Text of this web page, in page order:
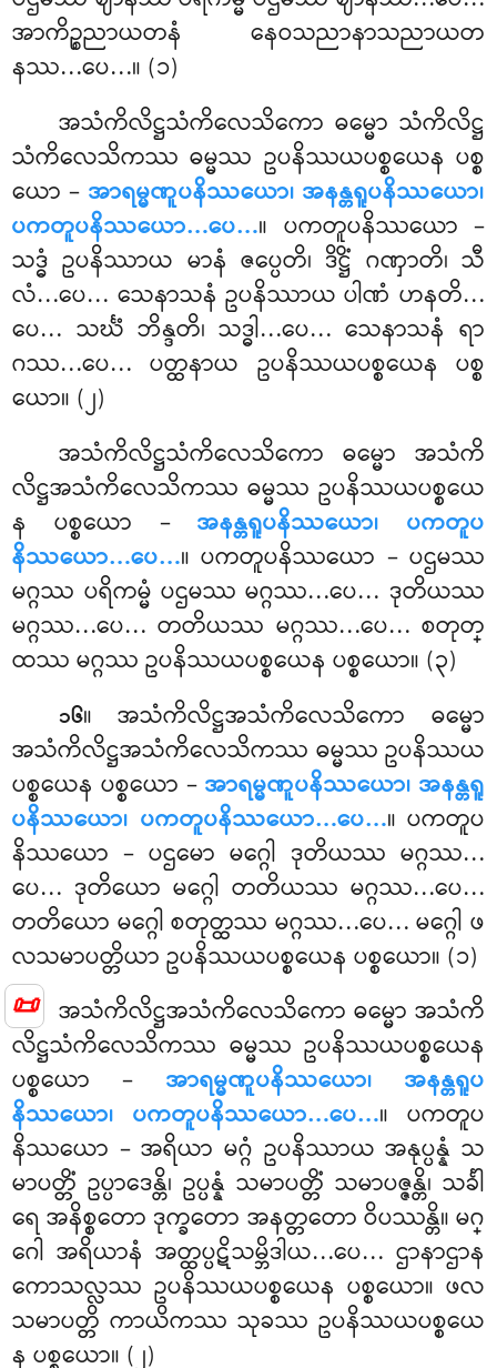
📜
အာကိဉ္စညာယတနံ နေဝသညာနာသညာယတ
နဿ…ပေ…။ (၁)
အသံကိလိဋ္ဌသံကိလေသိကော ဓမ္မော သံကိလိဋ္ဌ
သံကိလေသိကဿ ဓမ္မဿ ဥပနိဿယပစ္စယေန ပစ္စ
ယော – အာရမ္မဏူပနိဿယော၊ အနန္တရူပနိဿယော၊
ပကတူပနိဿယော…ပေ…။ ပကတူပနိဿယော –
သဒ္ဓံ ဥပနိဿာယ မာနံ ဇပ္ပေတိ၊ ဒိဋ္ဌိံ ဂဏှာတိ၊ သီ
လံ…ပေ… သေနာသနံ ဥပနိဿာယ ပါဏံ ဟနတိ…
ပေ… သင်္ဃံ ဘိန္ဒတိ၊ သဒ္ဓါ…ပေ… သေနာသနံ ရာ
ဂဿ…ပေ… ပတ္ထနာယ ဥပနိဿယပစ္စယေန ပစ္စ
ယော။ (၂)
အသံကိလိဋ္ဌသံကိလေသိကော ဓမ္မော အသံကိ
လိဋ္ဌအသံကိလေသိကဿ ဓမ္မဿ ဥပနိဿယပစ္စယေ
န ပစ္စယော –အနန္တရူပနိဿယော၊ ပကတူပ
နိဿယော…ပေ…။ ပကတူပနိဿယော – ပဌမဿ
မဂ္ဂဿ ပရိကမ္မံ ပဌမဿ မဂ္ဂဿ…ပေ… ဒုတိယဿ
မဂ္ဂဿ…ပေ… တတိယဿ မဂ္ဂဿ…ပေ… စတုတ္
ထဿ မဂ္ဂဿ ဥပနိဿယပစ္စယေန ပစ္စယော။ (၃)
၁၆။ အသံကိလိဋ္ဌအသံကိလေသိကော ဓမ္မော
အသံကိလိဋ္ဌအသံကိလေသိကဿ ဓမ္မဿ ဥပနိဿယ
ပစ္စယေန ပစ္စယော –အာရမ္မဏူပနိဿယော၊ အနန္တရူ
ပနိဿယော၊ ပကတူပနိဿယော…ပေ…။ ပကတူပ
နိဿယော – ပဌမော မဂ္ဂေါ ဒုတိယဿ မဂ္ဂဿ…
ပေ… ဒုတိယော မဂ္ဂေါ တတိယဿ မဂ္ဂဿ…ပေ…
တတိယော မဂ္ဂေါ စတုတ္ထဿ မဂ္ဂဿ…ပေ… မဂ္ဂေါ ဖ
လသမာပတ္တိယာ ဥပနိဿယပစ္စယေန ပစ္စယော။ (၁)
အသံကိလိဋ္ဌအသံကိလေသိကော ဓမ္မော အသံကိ
လိဋ္ဌသံကိလေသိကဿ ဓမ္မဿ ဥပနိဿယပစ္စယေန
ပစ္စယော – အာရမ္မဏူပနိဿယော၊ အနန္တရူပ
နိဿယော၊ ပကတူပနိဿယော…ပေ…။ ပကတူပ
နိဿယော – အရိယာ မဂ္ဂံ ဥပနိဿာယ အနုပ္ပန္နံ သ
မာပတ္တိံ ဥပ္ပာဒေန္တိ၊ ဥပ္ပန္နံ သမာပတ္တိံ သမာပဇ္ဇန္တိ၊ သင်္ခါ
ရေ အနိစ္စတော ဒုက္ခတော အနတ္တတော ဝိပဿန္တိ။ မဂ္
ဂေါ အရိယာနံ အတ္ထပ္ပဋိသမ္ဘိဒါယ…ပေ… ဌာနာဌာန
ကောသလ္လဿ ဥပနိဿယပစ္စယေန ပစ္စယော။ ဖလ
သမာပတ္တိ ကာယိကဿ သုခဿ ဥပနိဿယပစ္စယေ
န ပစ္စယော။ (၂)